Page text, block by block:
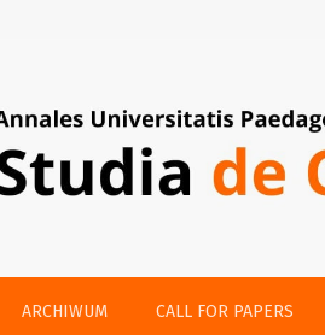
ARCHIWUM CALL FOR PAPERS